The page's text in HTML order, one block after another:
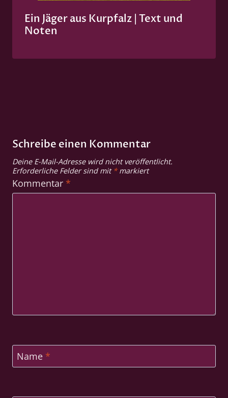
Ein Jäger aus Kurpfalz | Text und
Noten
Schreibe einen Kommentar
Deine E-Mail-Adresse wird nicht veröffentlicht.
Erforderliche Felder sind mit *markiert
Kommentar *
Name *